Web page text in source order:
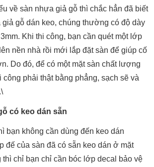
về sàn nhựa giả gỗ thì chắc hẳn đã biết
gỗ dán keo, chúng thường có độ dày
Khi thi công, bạn cần quét một lớp
nền nhà rồi mới lắp đặt sàn để giúp cố
Do đó, để có một mặt sàn chất lượng
công phải thật bằng phẳng, sạch sẽ và
có keo dán sẵn
bạn không cần dùng đến keo dán
đế của sàn đã có sẵn keo dán ở mặt
chỉ bạn chỉ cần bóc lớp decal bảo vệ